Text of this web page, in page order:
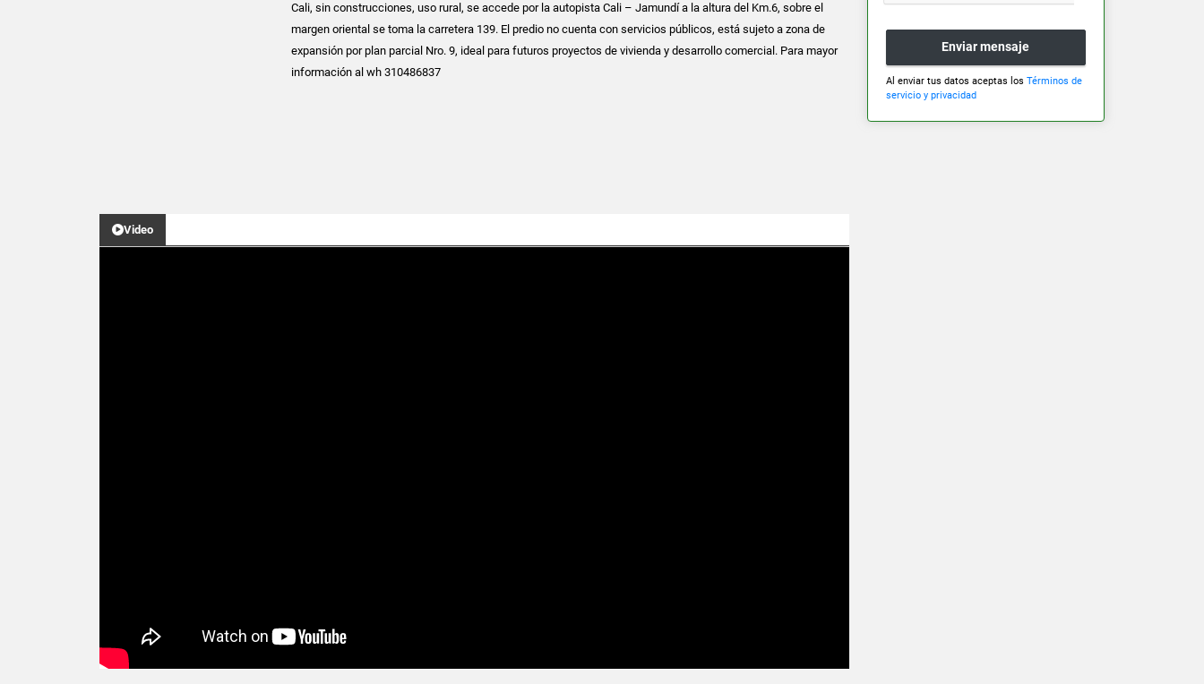
Cali, sin construcciones, uso rural, se accede por la autopista Cali – Jamundí a la altura del Km.6, sobre el
margen oriental se toma la carretera 139. El predio no cuenta con servicios públicos, está sujeto a zona de
expansión por plan parcial Nro. 9, ideal para futuros proyectos de vivienda y desarrollo comercial. Para mayor
información al wh 310486837
Video
Enviar mensaje
Al enviar tus datos aceptas los Términos de
servicio y privacidad